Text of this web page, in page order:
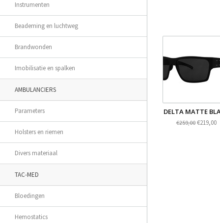
Instrumenten
Beademing en luchtweg
Brandwonden
Imobilisatie en spalken
AMBULANCIERS
Parameters
Holsters en riemen
Divers materiaal
TAC-MED
Bloedingen
Hemostatics
DELTA MATTE
€259,00€219,00